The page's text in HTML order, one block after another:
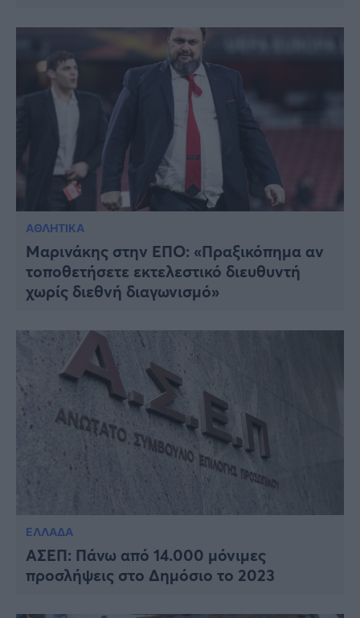
ΑΘΛΗΤΙΚΑ
Μαρινάκης στην ΕΠΟ: «Πραξικόπημα αν
τοποθετήσετε εκτελεστικό διευθυντή
χωρίς διεθνή διαγωνισμό»
ΕΛΛΑΔΑ
ΑΣΕΠ: Πάνω από 14.000 μόνιμες
προσλήψεις στο Δημόσιο το 2023